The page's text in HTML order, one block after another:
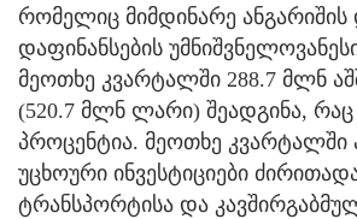
რომელიც მიმდინარე ანგარიშის
დაფინანსების
მეოთხე კვარტალში 288.7 მლნ
(520.7 მლნ ლარი) შეადგინა, რაც
პროცენტია. მეოთხე კვარტალში
უცხოური ინვესტიციები
ტრანსპორტისა და